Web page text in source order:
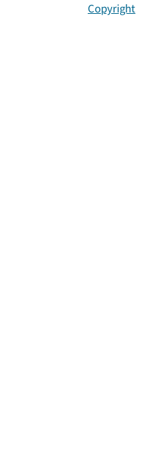
Copyright